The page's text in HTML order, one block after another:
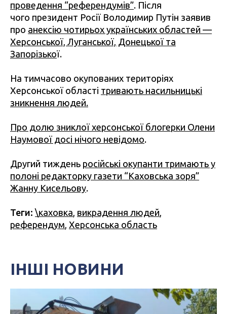
проведення “референдумів”. Після
чого президент Росії Володимир Путін заявив
про анексію чотирьох українських областей —
Херсонської, Луганської, Донецької та
Запорізької.
На тимчасово окупованих територіях
Херсонської області тривають насильницькі
зникнення людей.
Про долю зниклої херсонської блогерки Олени
Наумової досі нічого невідомо.
Другий тиждень російські окупанти тримають у
полоні редакторку газети “Каховська зоря”
Жанну Кисельову.
Теги: \каховка, викрадення людей,
референдум, Херсонська область
ІНШІ НОВИНИ